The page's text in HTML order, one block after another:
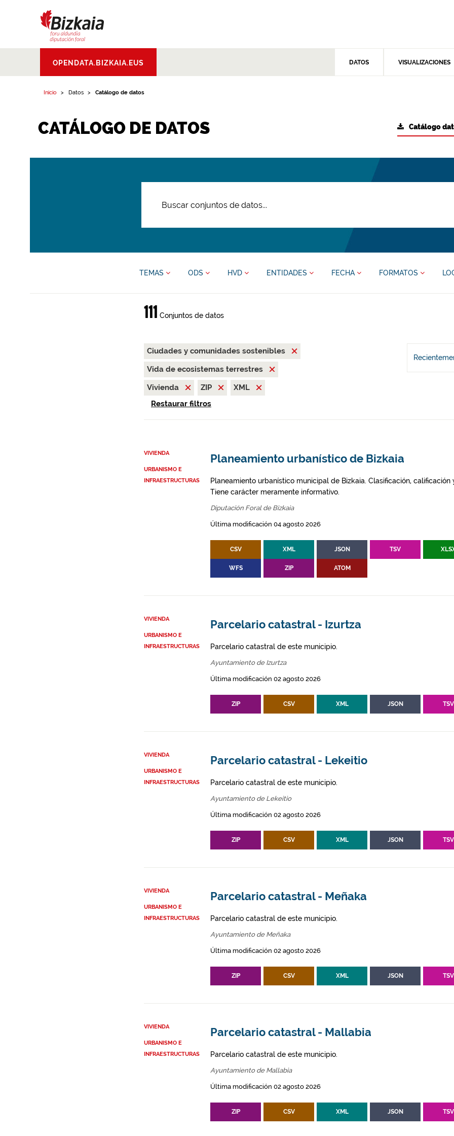
Aldundia.Diputacion
Foral de Bizkaia
OPENDATA.BIZKAIA.EUS DATOS VISUALIZACIONES
Inicio Datos Catálogo de datos
CATÁLOGO DE DATOS Catálogo
TEMAS ODS HVD ENTIDADES FECHA FORMATOS
111 Conjuntos de datos
Ciudades y comunidades sostenibles
Vida de ecosistemas terrestres
Vivienda
ZIP
XML
Restaurar filtros
VIVIENDA
URBANISMO E
INFRAESTRUCTURAS
Planeamiento urbanístico de Bizkaia
Planeamiento urbanístico municipal de Bizkaia. Clasificación,
Tiene carácter meramente informativo.
Diputación Foral de Bizkaia
Última modificación 04 agosto 2026
CSV XML JSON TSV
WFS ZIP ATOM
VIVIENDA
URBANISMO E
INFRAESTRUCTURAS
Parcelario catastral - Izurtza
Parcelario catastral de este municipio.
Ayuntamiento de Izurtza
Última modificación 02 agosto 2026
ZIP CSV XML JSON TSV
VIVIENDA
URBANISMO E
INFRAESTRUCTURAS
Parcelario catastral - Lekeitio
Parcelario catastral de este municipio.
Ayuntamiento de Lekeitio
Última modificación 02 agosto 2026
ZIP CSV XML JSON TSV
VIVIENDA
URBANISMO E
INFRAESTRUCTURAS
Parcelario catastral - Meñaka
Parcelario catastral de este municipio.
Ayuntamiento de Meñaka
Última modificación 02 agosto 2026
ZIP CSV XML JSON TSV
VIVIENDA
URBANISMO E
INFRAESTRUCTURAS
Parcelario catastral - Mallabia
Parcelario catastral de este municipio.
Ayuntamiento de Mallabia
Última modificación 02 agosto 2026
ZIP CSV XML JSON TSV